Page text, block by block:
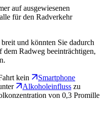
auf ausgewiesenen
für den Radverkehr
und könnten Sie dadurch
dem Radweg beeinträchtigen,
kein
Smartphone
Alkoholeinfluss zu
von 0,3 Promille